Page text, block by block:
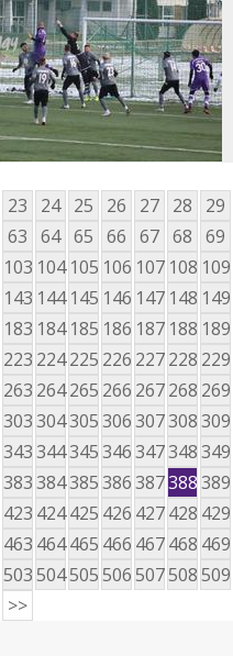
23 24 25 26 27 28 29
63 64 65 66 67 68 69
103 104 105 106 107 108 109
143 144 145 146 147 148 149
183 184 185 186 187 188 189
223 224225 226 227228 229
263 264265 266 267268 269
303304305306307308309
343344345346347348349
383384385386387388389
423 424425 426 427428 429
463 464465 466 467468 469
503504505506507508509
>>